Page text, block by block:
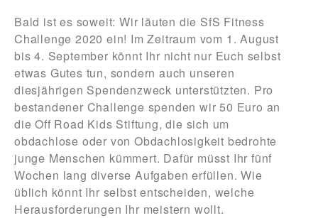
Bald ist es soweit: Wir läuten die SfS Fitness
Challenge 2020 ein! Im Zeitraum vom 1. August
bis 4. September könnt Ihr nicht nur Euch selbst
etwas Gutes tun, sondern auch unseren
diesjährigen Spendenzweck unterstützten. Pro
bestandener Challenge spenden wir 50 Euro an
die Off Road Kids Stiftung, die sich um
obdachlose oder von Obdachlosigkeit bedrohte
junge Menschen kümmert. Dafür müsst Ihr fünf
Wochen lang diverse Aufgaben erfüllen. Wie
üblich könnt Ihr selbst entscheiden, welche
Herausforderungen Ihr meistern wollt.